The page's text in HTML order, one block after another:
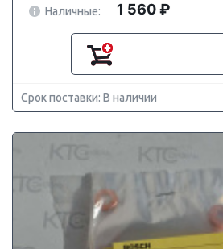
Наличные:
1 560 ₽
Срок поставки: В наличии